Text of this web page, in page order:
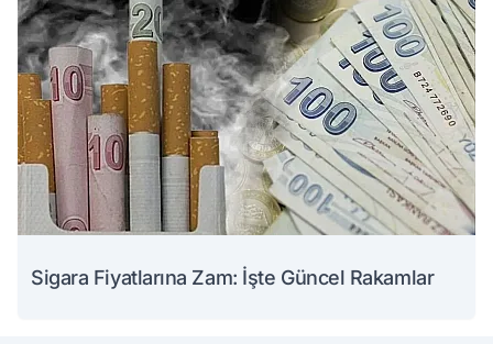
Sigara Fiyatlarına Zam: İşte Güncel Rakamlar